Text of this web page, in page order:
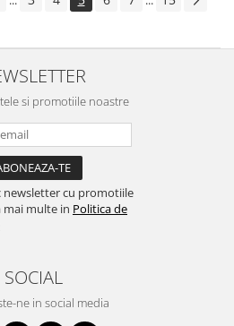
si promotiile noastre
newsletter cu promotiile
mai multe in Politica de
SOCIAL
ne in social media